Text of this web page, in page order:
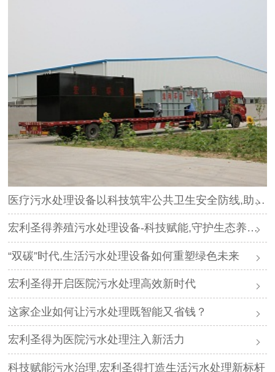
医疗污水处理设备以科技筑牢公共卫生安全防线,助力“平急两用”医疗体系建设
宏利圣得养殖污水处理设备-科技赋能,守护生态养殖新未来
“双碳”时代,生活污水处理设备如何重塑绿色未来
宏利圣得开启医院污水处理高效新时代
这家企业如何让污水处理既智能又省钱？
宏利圣得为医院污水处理注入新活力
科技赋能污水治理,宏利圣得打造生活污水处理新标杆